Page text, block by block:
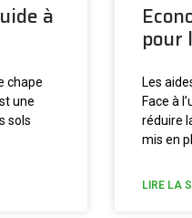
à
chape
une
sols
pour
Les
Face à
réduire
mis en
LIRE LA